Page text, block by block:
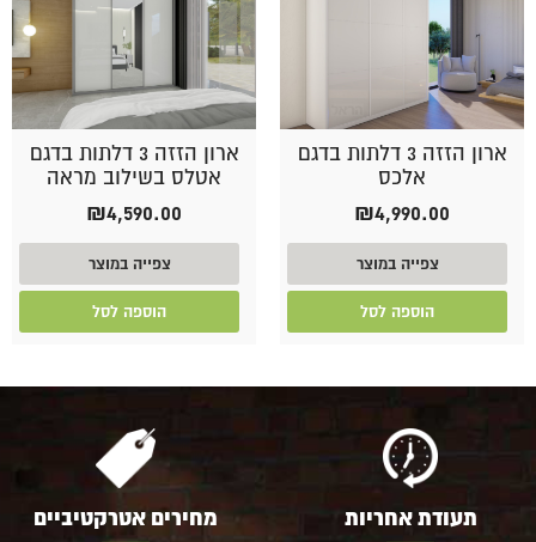
ארון הזזה 3 דלתות בדגם
אלכס
₪4,990.00
צפייה במוצר
הוספה לסל
ארון הזזה 3 דלתות בדגם
אטלס בשילוב מראה
₪4,590.00
צפייה במוצר
הוספה לסל
תעודת אחריות מחירים אטרקטיביים